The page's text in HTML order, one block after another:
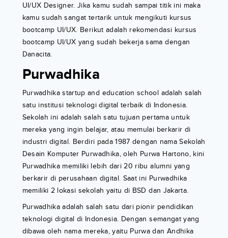
UI/UX Designer. Jika kamu sudah sampai titik ini maka
kamu sudah sangat tertarik untuk mengikuti kursus
bootcamp UI/UX. Berikut adalah rekomendasi kursus
bootcamp UI/UX yang sudah bekerja sama dengan
Danacita.
Purwadhika
Purwadhika startup and education school adalah salah
satu institusi teknologi digital terbaik di Indonesia.
Sekolah ini adalah salah satu tujuan pertama untuk
mereka yang ingin belajar, atau memulai berkarir di
industri digital. Berdiri pada 1987 dengan nama Sekolah
Desain Komputer Purwadhika, oleh Purwa Hartono, kini
Purwadhika memiliki lebih dari 20 ribu alumni yang
berkarir di perusahaan digital. Saat ini Purwadhika
memiliki 2 lokasi sekolah yaitu di BSD dan Jakarta.
Purwadhika adalah salah satu dari pionir pendidikan
teknologi digital di Indonesia. Dengan semangat yang
dibawa oleh nama mereka, yaitu Purwa dan Andhika